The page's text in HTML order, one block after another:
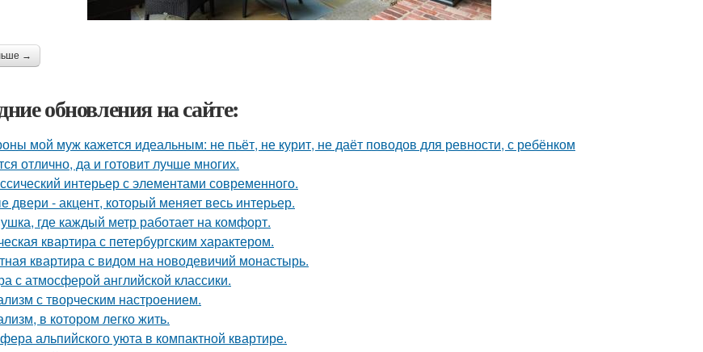
→
обновления на сайте:
мой муж кажется идеальным: не пьёт, не курит, не даёт поводов для ревности, с ребёнком
отлично, да и готовит лучше многих.
интерьер с элементами современного.
двери - акцент, который меняет весь интерьер.
где каждый метр работает на комфорт.
квартира с петербургским характером.
квартира с видом на новодевичий монастырь.
с атмосферой английской классики.
с творческим настроением.
в котором легко жить.
альпийского уюта в компактной квартире.